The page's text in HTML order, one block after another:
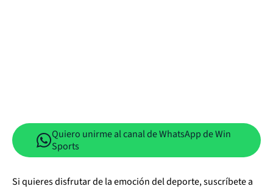
Quiero unirme al canal de WhatsApp de Win
Sports
Si quieres disfrutar de la emoción del deporte, suscríbete a